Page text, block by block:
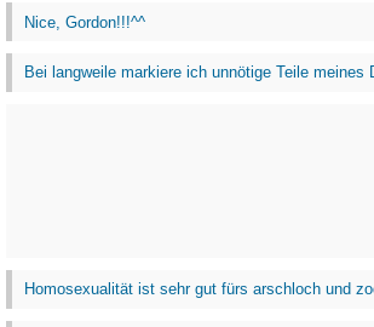
Nice, Gordon!!!^^
Bei langweile markiere ich unnötige Teile meines
Homosexualität ist sehr gut fürs arschloch und